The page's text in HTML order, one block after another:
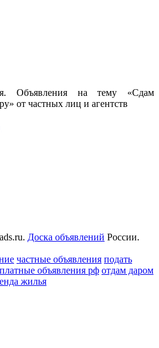
Объявления на тему «Сдам
от частных лиц и агентств
Доска объявлений России.
частные объявления подать
объявления рф отдам даром
жилья